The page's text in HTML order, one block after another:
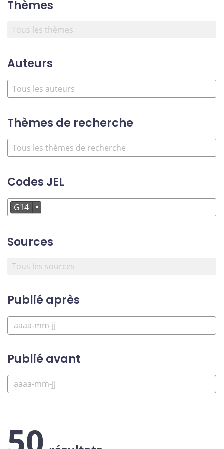
Thèmes
Auteurs
Thèmes de recherche
Codes JEL
G14 ×
Sources
Publié après
Publié avant